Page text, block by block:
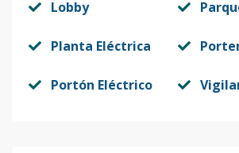
Lobby
Planta Eléctrica
Portón Eléctrico